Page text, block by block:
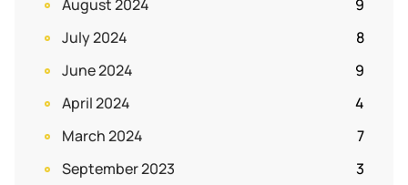
August 2024
9
July 2024
8
June 2024
9
April 2024
4
March 2024
7
September 2023
3